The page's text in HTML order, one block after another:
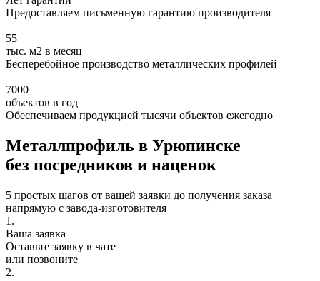
Предоставляем письменную гарантию производителя
55
тыс. м2 в месяц
Бесперебойное производство металлических профилей
7000
объектов в год
Обеспечиваем продукцией тысячи объектов ежегодно
Металлпрофиль в Урюпинске
без посредников и наценок
5 простых шагов от вашей заявки до получения заказа
напрямую с завода-изготовителя
1.
Ваша заявка
Оставьте заявку в чате
или позвоните
2.